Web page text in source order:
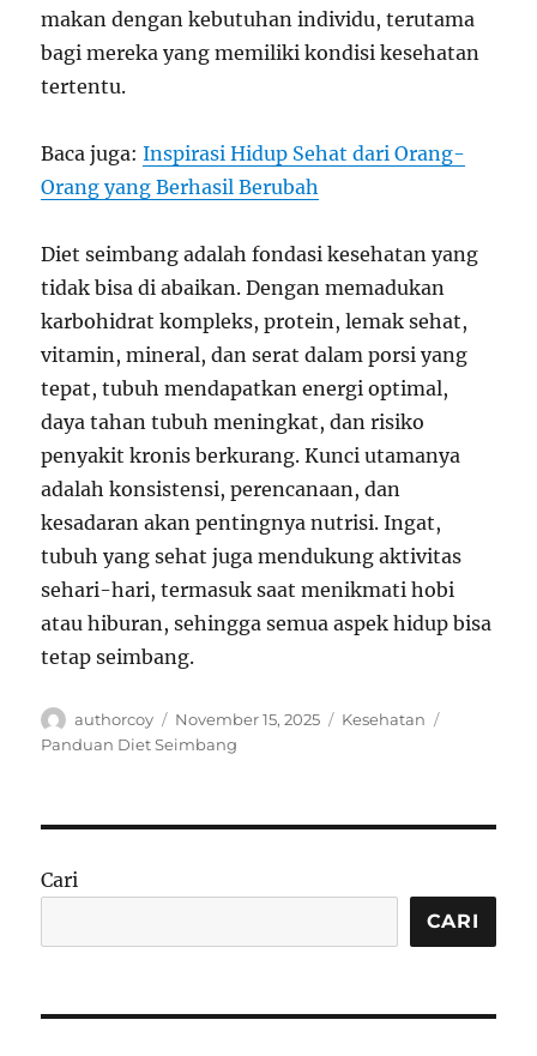
makan dengan kebutuhan individu, terutama
bagi mereka yang memiliki kondisi kesehatan
tertentu.
Baca juga:Inspirasi Hidup Sehat dari Orang-
Orang yang Berhasil Berubah
Diet seimbang adalah fondasi kesehatan yang
tidak bisa di abaikan. Dengan memadukan
karbohidrat kompleks, protein, lemak sehat,
vitamin, mineral, dan serat dalam porsi yang
tepat, tubuh mendapatkan energi optimal,
daya tahan tubuh meningkat, dan risiko
penyakit kronis berkurang. Kunci utamanya
adalah konsistensi, perencanaan, dan
kesadaran akan pentingnya nutrisi. Ingat,
tubuh yang sehat juga mendukung aktivitas
sehari-hari, termasuk saat menikmati hobi
atau hiburan, sehingga semua aspek hidup bisa
tetap seimbang.
Author
authorcoy
Posted
on
November 15, 2025 Categories
Kesehatan
Panduan Diet Seimbang
Cari
CARI